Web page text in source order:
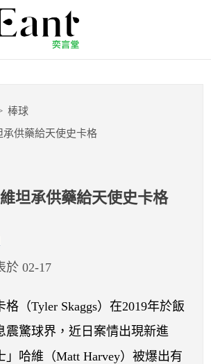
維坦承供藥給天
棒球
承供藥給天使史卡格
坦承供藥給天使史卡格
於 02-17
（Tyler Skaggs）在2019年於飯
震驚球界，近日案情出現新進
」哈維（Matt Harvey）被爆出有